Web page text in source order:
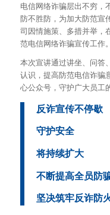
电信网络诈骗层出不穷，
防不胜防，为加大防范宣
司因情施策、多措并举，
范电信网络诈骗宣传工作。
本次宣讲通过讲坐、问答
认识，提高防范电信诈骗
心公众号，守护广大员工
反诈宣传不停歇
守护安全
将持续扩大
不断提高全员防
坚决筑牢反诈防